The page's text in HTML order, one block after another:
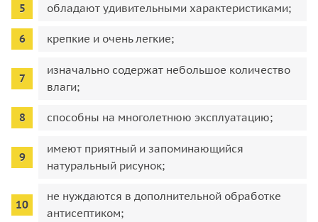
обладают удивительными характеристиками;
крепкие и очень легкие;
изначально содержат небольшое количество
влаги;
способны на многолетнюю эксплуатацию;
имеют приятный и запоминающийся
натуральный рисунок;
не нуждаются в дополнительной обработке
антисептиком;